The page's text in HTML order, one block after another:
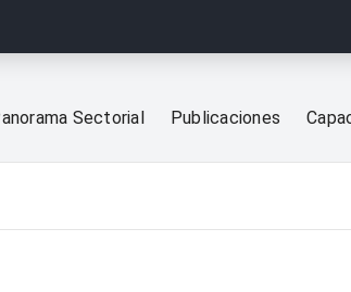
Sectorial Publicaciones